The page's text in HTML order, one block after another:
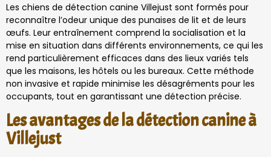
Les chiens de détection canine Villejust sont formés pour
reconnaître l’odeur unique des punaises de lit et de leurs
œufs. Leur entraînement comprend la socialisation et la
mise en situation dans différents environnements, ce qui les
rend particulièrement efficaces dans des lieux variés tels
que les maisons, les hôtels ou les bureaux. Cette méthode
non invasive et rapide minimise les désagréments pour les
occupants, tout en garantissant une détection précise.
Les avantages de la détection canine à
Villejust